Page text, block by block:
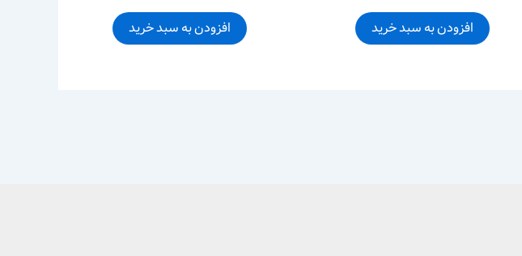
افزودن به سبد خرید افزودن به سبد خرید